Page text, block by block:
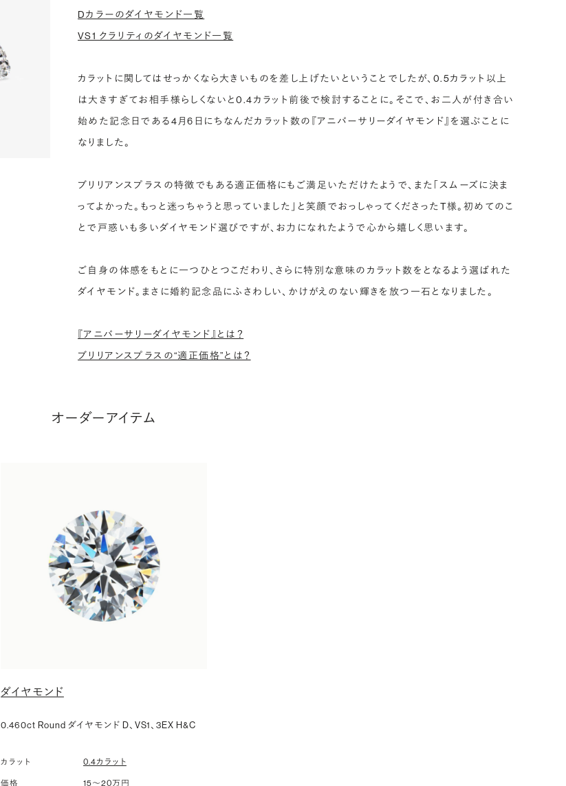
Dカラーのダイヤモンド一覧
VS1 クラリティのダイヤモンド一覧
カラットに関してはせっかくなら大きいものを差し上げたいということでしたが、0.5カラット以上
は大きすぎてお相手様らしくないと0.4カラット前後で検討することに。そこで、お二人が付き合い
始めた記念日である4月6日にちなんだカラット数の『アニバーサリーダイヤモンド』を選ぶことに
なりました。
ブリリアンスプラスの特徴でもある適正価格にもご満足いただけたようで、また「スムーズに決ま
ってよかった。もっと迷っちゃうと思っていました」と笑顔でおっしゃってくださったT様。初めてのこ
とで戸惑いも多いダイヤモンド選びですが、お力になれたようで心から嬉しく思います。
ご自身の体感をもとに一つひとつこだわり、さらに特別な意味のカラット数をとなるよう選ばれた
ダイヤモンド。まさに婚約記念品にふさわしい、かけがえのない輝きを放つ一石となりました。
『アニバーサリーダイヤモンド』とは？
ブリリアンスプラスの“適正価格”とは？
オーダーアイテム
ダイヤモンド
0.460ct Round ダイヤモンド D、VS1、3EX H&C
カラット 0.4カラット
価格 15〜20万円